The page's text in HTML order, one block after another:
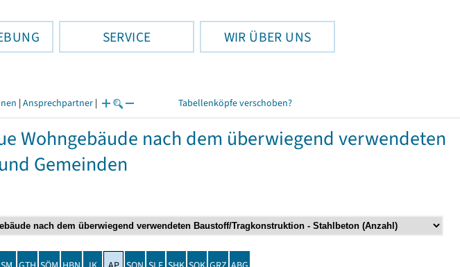
SERVICE WIR ÜBER UNS
| Ansprechpartner | Tabellenköpfe verschoben?
Wohngebäude nach dem überwiegend verwendeten
Gemeinden